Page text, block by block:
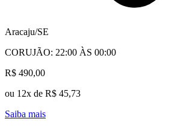
Aracaju/SE
CORUJÃO: 22:00 ÀS 00:00
R$ 490,00
ou 12x de R$ 45,73
Saiba mais